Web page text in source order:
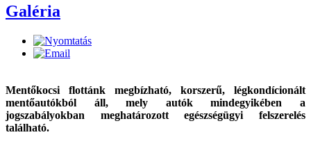
Galéria
Mentőkocsi flottánk megbízható, korszerű, légkondícionált
mentőautókból áll, mely autók mindegyikében a
jogszabályokban meghatározott egészségügyi felszerelés
található.